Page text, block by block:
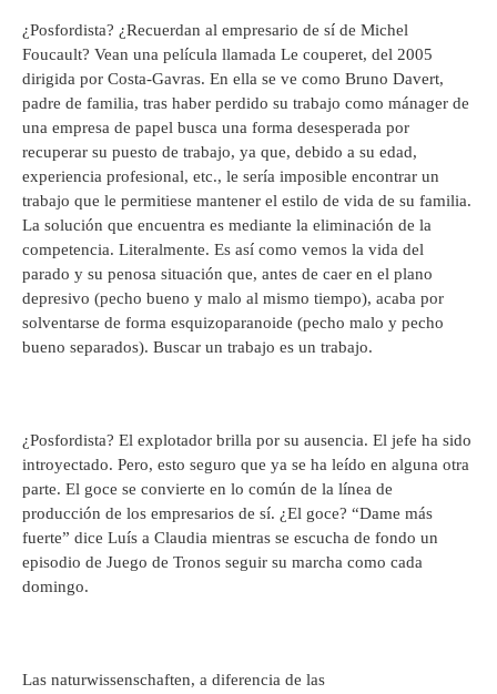
¿Posfordista? ¿Recuerdan al empresario de sí de Michel
Foucault? Vean una película llamada Le couperet, del 2005
dirigida por Costa-Gavras. En ella se ve como Bruno Davert,
padre de familia, tras haber perdido su trabajo como mánager de
una empresa de papel busca una forma desesperada por
recuperar su puesto de trabajo, ya que, debido a su edad,
experiencia profesional, etc., le sería imposible encontrar un
trabajo que le permitiese mantener el estilo de vida de su familia.
La solución que encuentra es mediante la eliminación de la
competencia. Literalmente. Es así como vemos la vida del
parado y su penosa situación que, antes de caer en el plano
depresivo (pecho bueno y malo al mismo tiempo), acaba por
solventarse de forma esquizoparanoide (pecho malo y pecho
bueno separados). Buscar un trabajo es un trabajo.
¿Posfordista? El explotador brilla por su ausencia. El jefe ha sido
introyectado. Pero, esto seguro que ya se ha leído en alguna otra
parte. El goce se convierte en lo común de la línea de
producción de los empresarios de sí. ¿El goce? “Dame más
fuerte” dice Luís a Claudia mientras se escucha de fondo un
episodio de Juego de Tronos seguir su marcha como cada
domingo.
Las naturwissenschaften, a diferencia de las